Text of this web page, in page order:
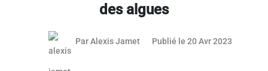
des algues
Article réservé aux abonnés
ParAlexis Jamet Publié le 20 Avr 202313